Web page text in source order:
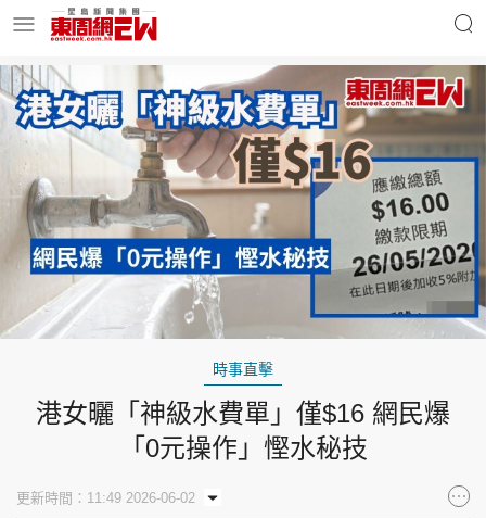
明星名人 時事財經
東周Ladies
東周食玩通 會員活動
玄學靈異 東周專欄
時事直擊
港女曬「神級水費單」僅$16 網民爆
「0元操作」慳水秘技
更新時間：11:49 2026-06-02